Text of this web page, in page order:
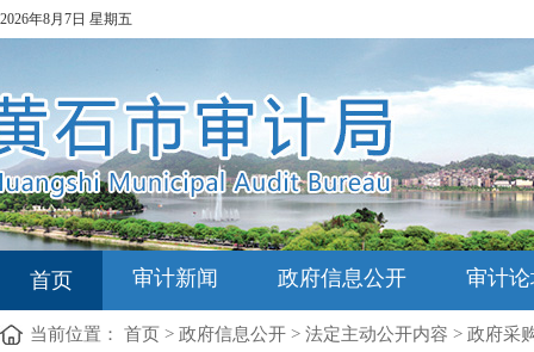
2026年8月7日 星期五
首页 审计新闻 政府信息公开 审计
当前位置： 首页 > 政府信息公开 > 法定主动公开内容 > 政府采